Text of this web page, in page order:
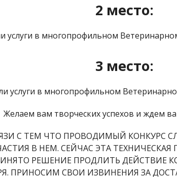
2 место:
услуги в многопрофильном
3 место:
услуги в многопрофильном
Желаем вам творческих успехов и ждем
С ТЕМ ЧТО ПРОВОДИМЫЙ
В НЕМ. СЕЙЧАС ЭТА
РЕШЕНИЕ ПРОДЛИТЬ ДЕЙСТВИЕ
ПРИНОСИМ СВОИ ИЗВИНЕНИЯ ЗА